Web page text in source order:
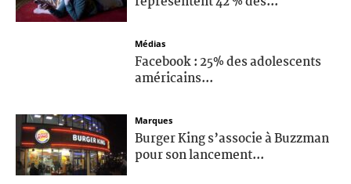
Médias
Facebook : 25% des adolescents
américains...
Marques
Burger King s’associe à Buzzman
pour son lancement...